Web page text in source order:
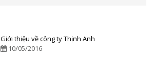
Giới thiệu về công ty Thịnh Anh
10/05/2016